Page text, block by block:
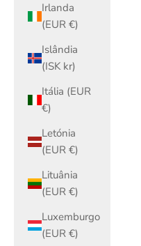
Irlanda
(EUR €)
Islândia
(ISK kr)
Itália (EUR
€)
Letónia
(EUR €)
Lituânia
(EUR €)
Luxemburgo
(EUR €)